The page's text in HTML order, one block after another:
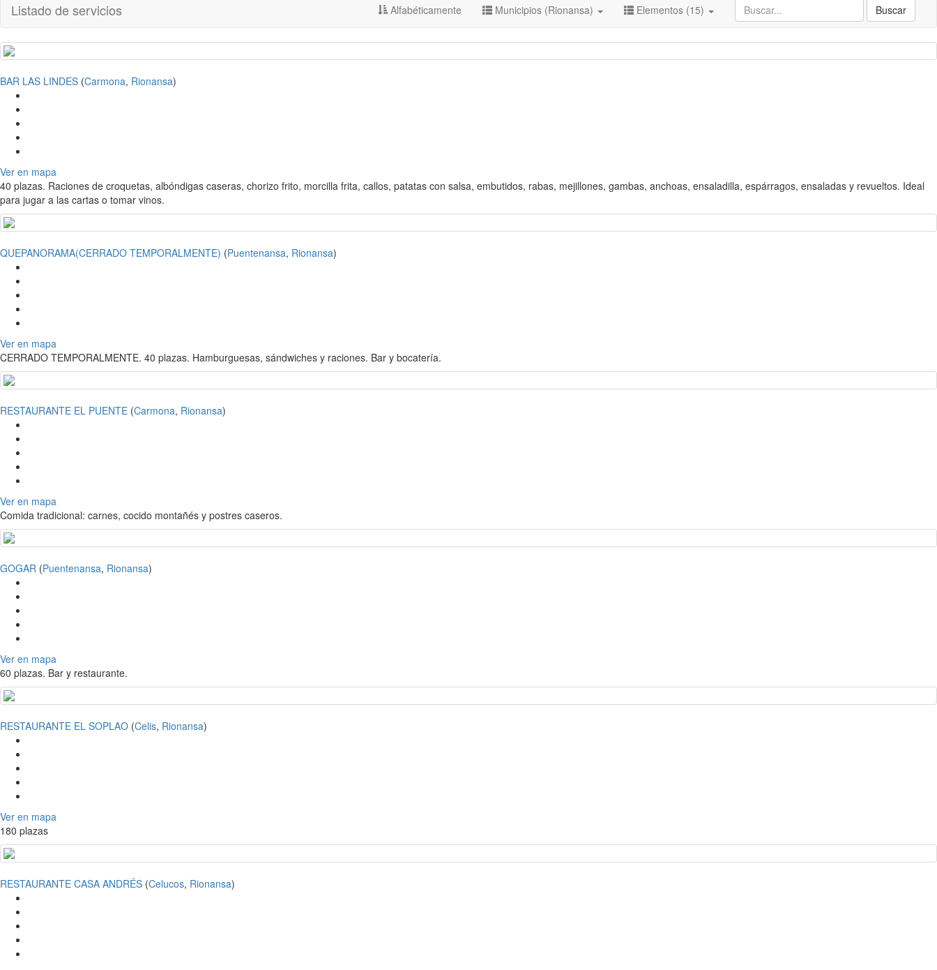
Listado de servicios Buscar
Alfabéticamente Municipios (Rionansa) Elementos (15)
BAR LAS LINDES (Carmona, Rionansa)
Ver en mapa
40 plazas. Raciones de croquetas, albóndigas caseras, chorizo frito, morcilla frita, callos, patatas con salsa, embutidos, rabas, mejillones, gambas, anchoas, ensaladilla, espárragos, ensaladas y revueltos. Ideal
para jugar a las cartas o tomar vinos.
QUEPANORAMA(CERRADO TEMPORALMENTE) (Puentenansa, Rionansa)
Ver en mapa
CERRADO TEMPORALMENTE. 40 plazas. Hamburguesas, sándwiches y raciones. Bar y bocatería.
RESTAURANTE EL PUENTE (Carmona, Rionansa)
Ver en mapa
Comida tradicional: carnes, cocido montañés y postres caseros.
GOGAR (Puentenansa, Rionansa)
Ver en mapa
60 plazas. Bar y restaurante.
RESTAURANTE EL SOPLAO (Celis, Rionansa)
Ver en mapa
180 plazas
RESTAURANTE CASA ANDRÉS (Celucos, Rionansa)